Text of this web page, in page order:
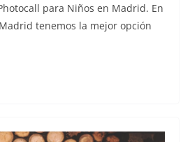
para Niños en Madrid. En
tenemos la mejor opción